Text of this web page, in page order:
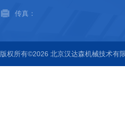
传真：
版权所有©2026 北京汉达森机械技术有